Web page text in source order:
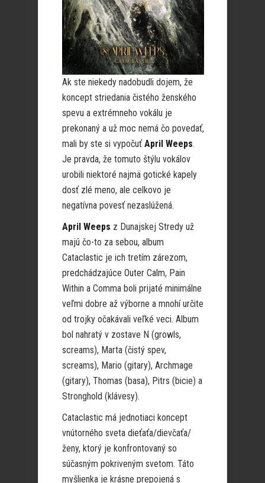
Ak ste niekedy nadobudli dojem, že
koncept striedania čistého ženského
spevu a extrémneho vokálu je
prekonaný a už moc nemá čo povedať,
mali by ste si vypočuťApril Weeps.
Je pravda, že tomuto štýlu vokálov
urobili niektoré najmä gotické kapely
dosť zlé meno, ale celkovo je
negatívna povesť nezaslúžená.
April Weeps z Dunajskej Stredy už
majú čo-to za sebou, album
Cataclastic je ich tretím zárezom,
predchádzajúce Outer Calm, Pain
Within a Comma boli prijaté minimálne
veľmi dobre až výborne a mnohí určite
od trojky očakávali veľké veci. Album
bol nahratý v zostave N (growls,
screams), Marta (čistý spev,
screams), Mario (gitary), Archmage
(gitary), Thomas (basa), Pitrs (bicie) a
Stronghold (klávesy).
Cataclastic má jednotiaci koncept
vnútorného sveta dieťaťa/dievčaťa/
ženy, ktorý je konfrontovaný so
súčasným pokriveným svetom. Táto
myšlienka je krásne prepojená s